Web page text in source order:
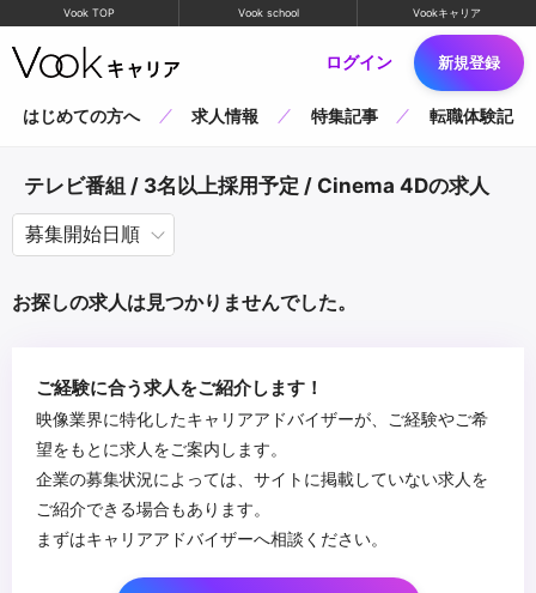
Vook TOP Vook school Vookキャリア
ログイン 新規登録
はじめての方へ 求人情報 特集記事 転職体験記
テレビ番組 / 3名以上採用予定 / Cinema 4Dの求人
お探しの求人は見つかりませんでした。
ご経験に合う求人をご紹介します！
映像業界に特化したキャリアアドバイザーが、ご経験やご希
望をもとに求人をご案内します。
企業の募集状況によっては、サイトに掲載していない求人を
ご紹介できる場合もあります。
まずはキャリアアドバイザーへ相談ください。